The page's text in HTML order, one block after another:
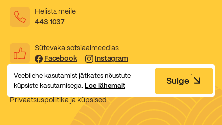
Helista meile
443 1037
Sütevaka sotsiaalmeedias
Facebook
Instagram
Privaatsuspoliitika ja küpsised
Veebilehe kasutamist jätkates nõustute
küpsiste kasutamisega. Loe lähemalt Sulge